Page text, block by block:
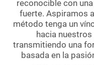
reconocible con
fuerte. Aspiramos
método tenga un
hacia
transmitiendo una
basada en la